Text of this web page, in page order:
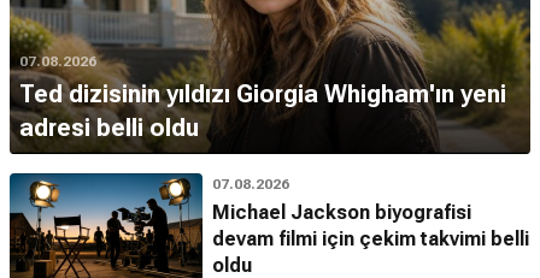
07.08.2026
Ted dizisinin yıldızı Giorgia Whigham'ın yeni
adresi belli oldu
07.08.2026
Michael Jackson biyografisi
devam filmi için çekim takvimi belli
oldu